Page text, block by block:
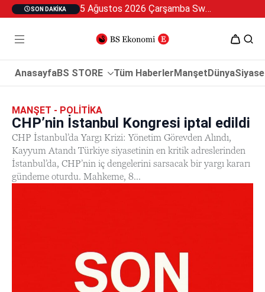
SON DAKIKA 5 Ağustos 2026 Çarşamba Swan Özel 2
AnasayfaBS STORE Tüm HaberlerManşetDünya
MANŞET - POLITIKA
CHP’nin İstanbul Kongresi iptal edildi
CHP İstanbul’da Yargı Krizi: Yönetim Görevden Alındı,
Kayyum Atandı Türkiye siyasetinin en kritik adreslerinden
İstanbul’da, CHP’nin iç dengelerini sarsacak bir yargı kararı
gündeme oturdu. Mahkeme, 8...